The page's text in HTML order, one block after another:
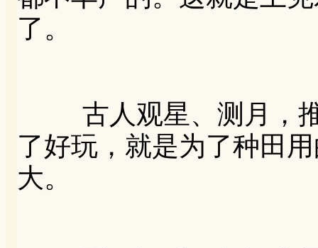
了。
古人观星、测月，
了好玩，就是为了种田
大。